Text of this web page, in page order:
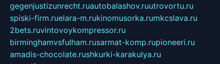
gegenjustizunrecht.ruautobalashov.ruutrovortu.ru
spiski-firm.ruelara-m.rukinomusorka.rumkcslava.ru
2bets.ruvintovoykompressor.ru
birminghamvsfulham.rusarmat-komp.rupioneeri.ru
amadis-chocolate.rushkurki-karakulya.ru